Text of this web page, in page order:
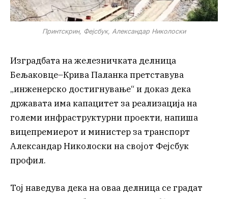
Принтскрин, Фејсбук, Александар Николоски
Изградбата на железничката делница
Бељаковце–Крива Паланка претставува
„инженерско достигнување“ и доказ дека
државата има капацитет за реализација на
големи инфраструктурни проекти, напиша
вицепремиерот и министер за транспорт
Александар Николоски на својот Фејсбук
профил.
Тој наведува дека на оваа делница се градат